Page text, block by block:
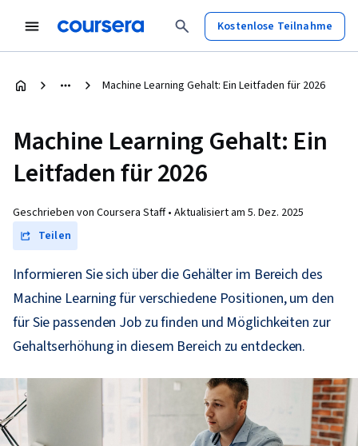
Kostenlose Teilnahme
Machine Learning Gehalt: Ein Leitfaden für 2026
Machine Learning Gehalt: Ein
Leitfaden für 2026
Geschrieben von Coursera Staff • Aktualisiert am 5. Dez. 2025
Teilen
Informieren Sie sich über die Gehälter im Bereich des
Machine Learning für verschiedene Positionen, um den
für Sie passenden Job zu finden und Möglichkeiten zur
Gehaltserhöhung in diesem Bereich zu entdecken.